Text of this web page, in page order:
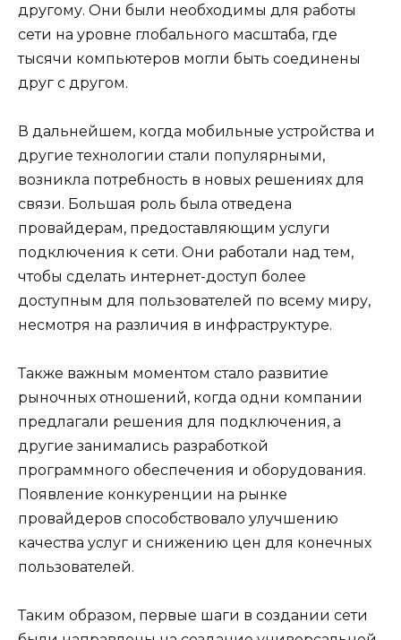
другому. Они были необходимы для работы
сети на уровне глобального масштаба, где
тысячи компьютеров могли быть соединены
друг с другом.
В дальнейшем, когда мобильные устройства и
другие технологии стали популярными,
возникла потребность в новых решениях для
связи. Большая роль была отведена
провайдерам, предоставляющим услуги
подключения к сети. Они работали над тем,
чтобы сделать интернет-доступ более
доступным для пользователей по всему миру,
несмотря на различия в инфраструктуре.
Также важным моментом стало развитие
рыночных отношений, когда одни компании
предлагали решения для подключения, а
другие занимались разработкой
программного обеспечения и оборудования.
Появление конкуренции на рынке
провайдеров способствовало улучшению
качества услуг и снижению цен для конечных
пользователей.
Таким образом, первые шаги в создании сети